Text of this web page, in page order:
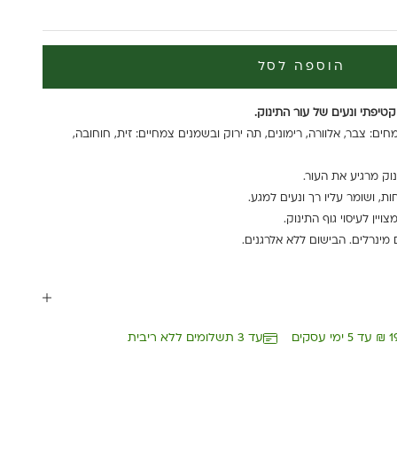
הוספה לסל
ונעים של עור התינוק.
צבר, אלוורה, רימונים, תה ירוק ובשמנים צמחיים: זית, חוחובה,
מרגיע את העור.
ושומר עליו רך ונעים למגע.
לעיסוי גוף התינוק.
עד 3 תשלומים ללא ריבית